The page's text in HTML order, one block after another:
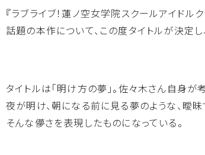
『ラブライブ！蓮ノ空女学院スクールアイドルク
話題の本作について、この度タイトルが決定し
タイトルは「明け方の夢」。佐々木さん自身が
夜が明け、朝になる前に見る夢のような、曖昧
そんな儚さを表現したものになっている。